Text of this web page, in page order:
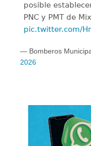
posible
PNC y PMT de
pic.twitter.com/
— Bomberos
2026